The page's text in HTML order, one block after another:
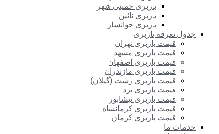
باربری خمینی شهر
باربری نائین
باربری خوانسار
جدول تعرفه باربری
قیمت باربری تهران
قیمت باربری مشهد
قیمت باربری اصفهان
قیمت باربری مازندران
قیمت باربری رشت (گیلان)
قیمت باربری یزد
قیمت باربری نیشابور
قیمت باربری کرمانشاه
قیمت باربری کرمان
خدمات ما